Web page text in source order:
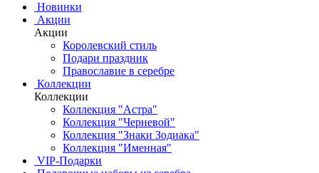
Новинки
Акции
Акции
Королевский стиль
Подари праздник
Православие в серебре
Коллекции
Коллекции
Коллекция "Астра"
Коллекция "Черневой"
Коллекция "Знаки Зодиака"
Коллекция "Именная"
VIP-Подарки